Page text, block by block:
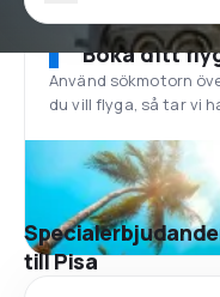
Boka ditt
Använd sökmotorn
du vill flyga, så tar vi
till Pisa